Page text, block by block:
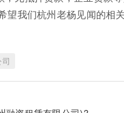
望我们杭州老杨见闻的相